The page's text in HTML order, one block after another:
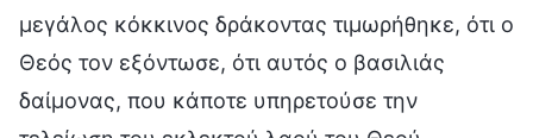
μεγάλος κόκκινος δράκοντας τιμωρήθηκε, ότι ο
Θεός τον εξόντωσε, ότι αυτός ο βασιλιάς
δαίμονας, που κάποτε υπηρετούσε την